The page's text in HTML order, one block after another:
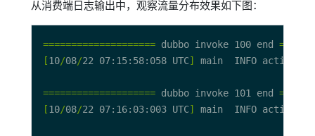
从消费端日志输出中，观察流量分布效果如下图：
==================== dubbo invoke 100 end
[10/08/22 07:15:58:058 UTC] main  INFO
==================== dubbo invoke 101 end
[10/08/22 07:16:03:003 UTC] main  INFO